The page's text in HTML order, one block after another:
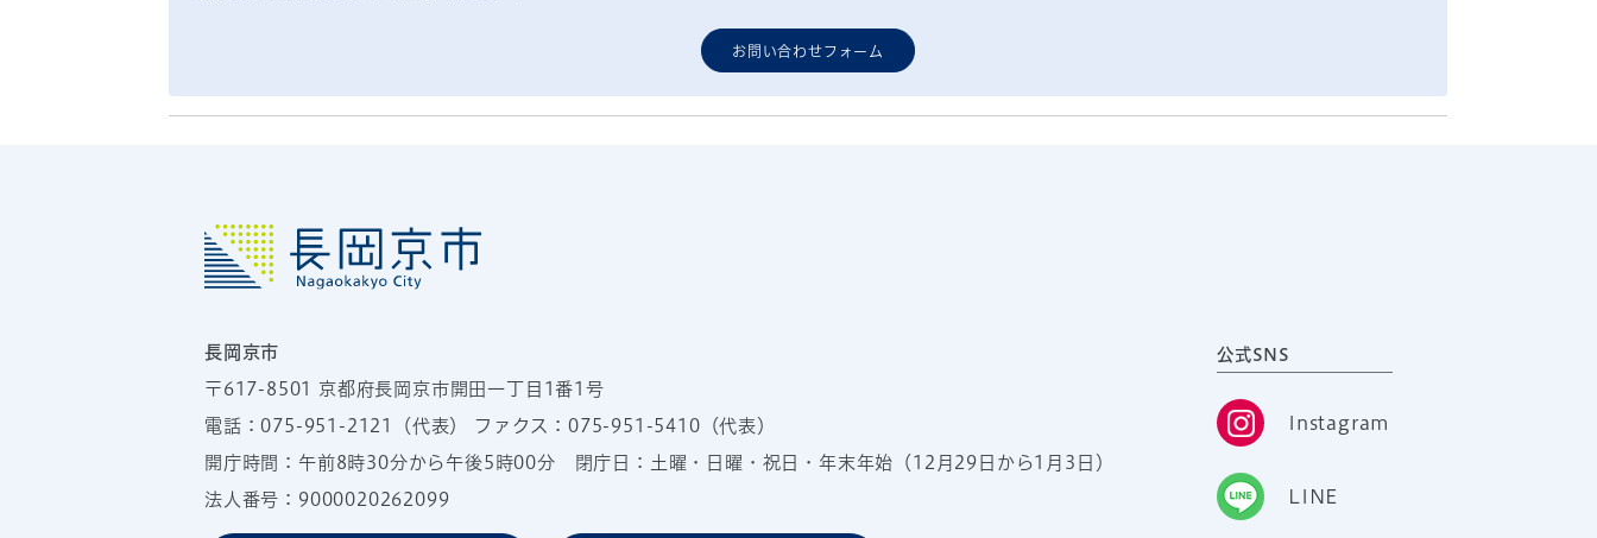
お問い合わせフォーム
長岡京市
〒617-8501 京都府長岡京市開田一丁目1番1号
電話：075-951-2121 （代表） ファクス：075-951-5410（代表）
開庁時間：午前8時30分から午後5時00分 閉庁日：土曜・日曜・祝日・年末年始（12月29日から1月3日）
法人番号：9000020262099
公式SNS
Instagram
LINE